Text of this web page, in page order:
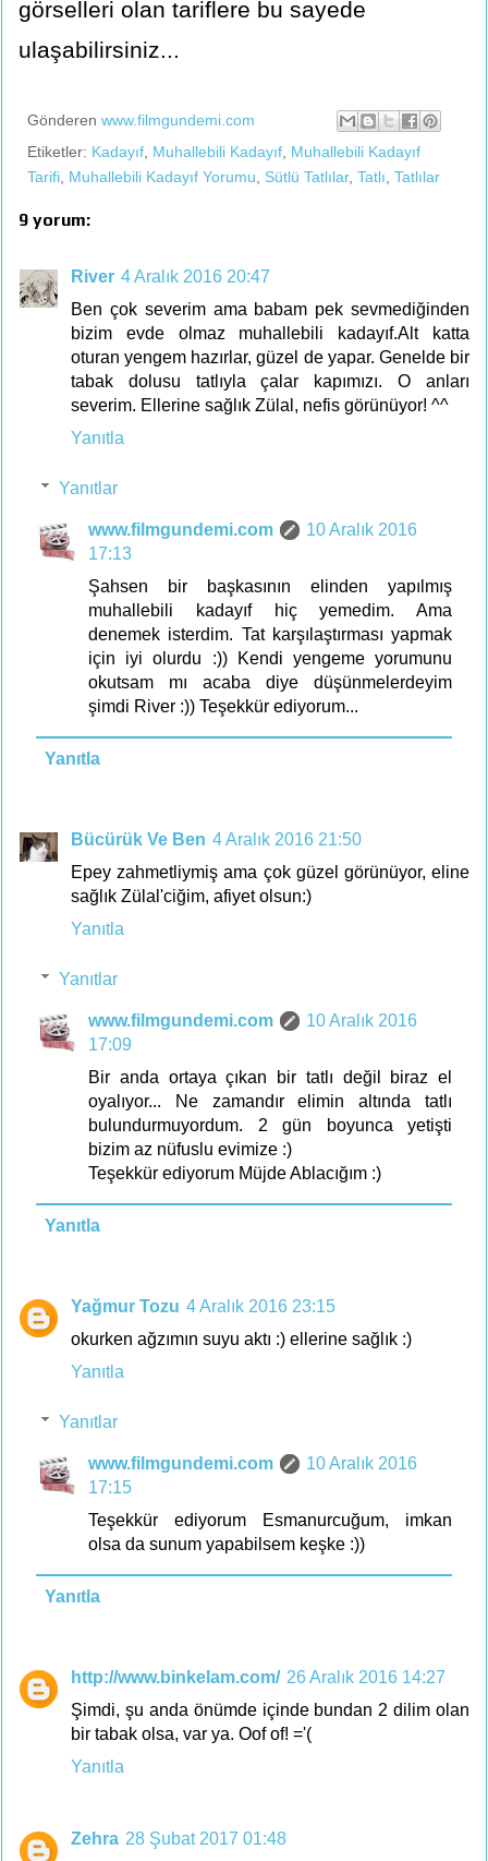
görselleri olan tariflere bu sayede
ulaşabilirsiniz...
Gönderen www.filmgundemi.com
Etiketler: Kadayıf Muhallebili Kadayıf Muhallebili Kadayıf
Tarifi Muhallebili Kadayıf Yorumu Sütlü Tatlılar, Tatlı Tatlılar
9 yorum:
River 4 Aralık 2016 20:47
Ben çok severim ama babam pek sevmediğinden
bizim evde olmaz muhallebili kadayıf.Alt katta
oturan yengem hazırlar, güzel de yapar. Genelde bir
tabak dolusu tatlıyla çalar kapımızı. O anları
severim. Ellerine sağlık Zülal, nefis görünüyor! ^^
Yanıtla
Yanıtlar
www.filmgundemi.com
10 Aralık 2016
17:13
Şahsen bir başkasının elinden yapılmış
muhallebili kadayıf hiç yemedim. Ama
denemek isterdim. Tat karşılaştırması yapmak
için iyi olurdu :)) Kendi yengeme yorumunu
okutsam mı acaba diye düşünmelerdeyim
şimdi River :)) Teşekkür ediyorum...
Yanıtla
Bücürük Ve Ben 4 Aralık 2016 21:50
Epey zahmetliymiş ama çok güzel görünüyor, eline
sağlık Zülal'ciğim, afiyet olsun:)
Yanıtla
Yanıtlar
www.filmgundemi.com
10 Aralık 2016
17:09
Bir anda ortaya çıkan bir tatlı değil biraz el
oyalıyor... Ne zamandır elimin altında tatlı
bulundurmuyordum. 2 gün boyunca yetişti
bizim az nüfuslu evimize :)
Teşekkür ediyorum Müjde Ablacığım :)
Yanıtla
Yağmur Tozu 4 Aralık 2016 23:15
okurken ağzımın suyu aktı :) ellerine sağlık :)
Yanıtla
Yanıtlar
www.filmgundemi.com
10 Aralık 2016
17:15
Teşekkür ediyorum Esmanurcuğum, imkan
olsa da sunum yapabilsem keşke :))
Yanıtla
http://www.binkelam.com/ 26 Aralık 2016 14:27
Şimdi, şu anda önümde içinde bundan 2 dilim olan
bir tabak olsa, var ya. Oof of! ='(
Yanıtla
Zehra 28 Şubat 2017 01:48